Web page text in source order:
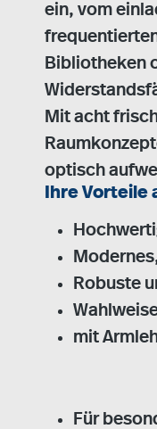
ein, vom
Bibliotheken
Mit acht
optisch
Ihre Vorteile
Robuste
mit
Für